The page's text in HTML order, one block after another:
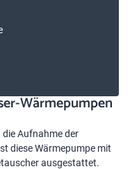
Wärmepumpen
die Aufnahme der
diese Wärmepumpe mit
ausgestattet.